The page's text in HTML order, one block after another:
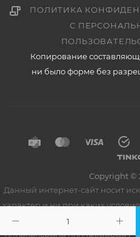
ПОЛИТИКА
С
Копирование
ни было форме без
Copyright ©
Данный интернет-сайт носит
характер и ни при каких
и цены, размещенные на сайте,
определяемой положениями